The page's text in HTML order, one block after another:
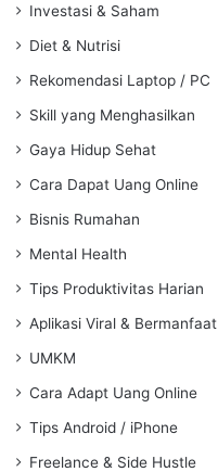
Investasi & Saham
Diet & Nutrisi
Rekomendasi Laptop / PC
Skill yang Menghasilkan
Gaya Hidup Sehat
Cara Dapat Uang Online
Bisnis Rumahan
Mental Health
Tips Produktivitas Harian
Aplikasi Viral & Bermanfaat
UMKM
Cara Adapt Uang Online
Tips Android / iPhone
Freelance & Side Hustle